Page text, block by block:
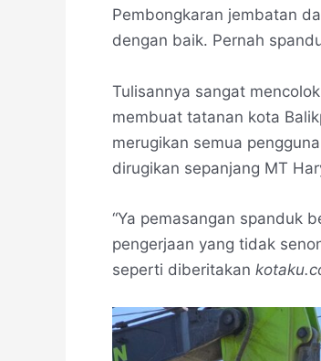
Pembongkaran jembatan
dengan baik. Pernah
Tulisannya sangat
membuat tatanan kota
merugikan semua
dirugikan sepanjang MT
“Ya pemasangan spanduk
pengerjaan yang tidak
seperti diberitakan